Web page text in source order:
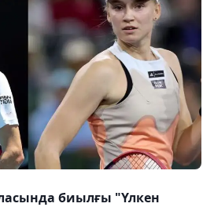
биылғы "Үлкен